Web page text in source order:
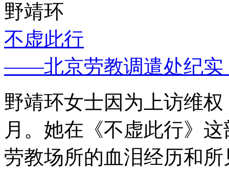
野靖环
不虚此行
——北京劳教调遣处纪实
野靖环女士因为上访维
月。她在《不虚此行》
劳教场所的血泪经历和